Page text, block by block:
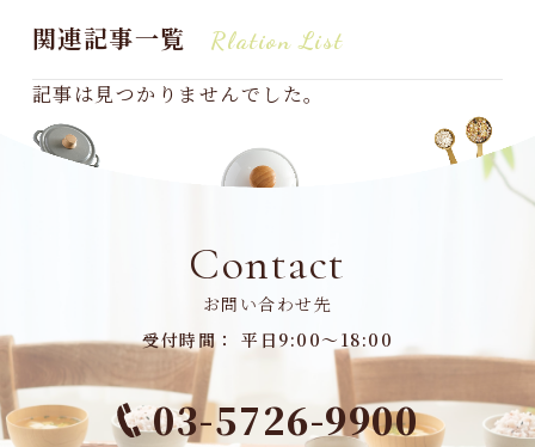
関連記事一覧 Rlation List
記事は見つかりませんでした。
Contact
お問い合わせ先
受付時間： 平日9:00～18:00
03-5726-9900